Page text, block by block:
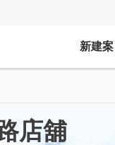
新建案
店舖